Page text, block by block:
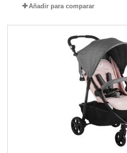
Añadir para comparar